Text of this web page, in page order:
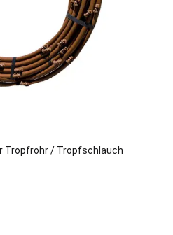
Tropfrohr / Tropfschlauch